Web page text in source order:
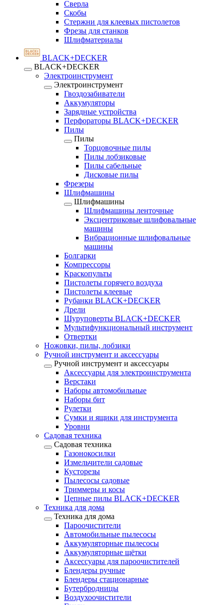
Сверла
Скобы
Стержни для клеевых пистолетов
Фрезы для станков
Шлифматериалы
BLACK+DECKER
BLACK+DECKER
Электроинструмент
Электроинструмент
Гвоздозабиватели
Аккумуляторы
Зарядные устройства
Перфораторы BLACK+DECKER
Пилы
Пилы
Торцовочные пилы
Пилы лобзиковые
Пилы сабельные
Дисковые пилы
Фрезеры
Шлифмашины
Шлифмашины
Шлифмашины ленточные
Эксцентриковые шлифовальные
машины
Вибрационные шлифовальные
машины
Болгарки
Компрессоры
Краскопульты
Пистолеты горячего воздуха
Пистолеты клеевые
Рубанки BLACK+DECKER
Дрели
Шуруповерты BLACK+DECKER
Мультифункциональный инструмент
Отвертки
Ножовки, пилы, лобзики
Ручной инструмент и аксессуары
Ручной инструмент и аксессуары
Аксессуары для электроинструмента
Верстаки
Наборы автомобильные
Наборы бит
Рулетки
Сумки и ящики для инструмента
Уровни
Садовая техника
Садовая техника
Газонокосилки
Измельчители садовые
Кусторезы
Пылесосы садовые
Триммеры и косы
Цепные пилы BLACK+DECKER
Техника для дома
Техника для дома
Пароочистители
Автомобильные пылесосы
Аккумуляторные пылесосы
Аккумуляторные щётки
Аксессуары для пароочистителей
Блендеры ручные
Блендеры стационарные
Бутербродницы
Воздухоочистители